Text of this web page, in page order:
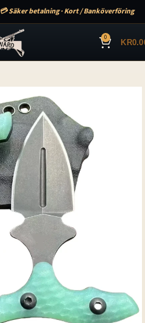
💳 Säker betalning · Kort / Banköverföring
0 KR